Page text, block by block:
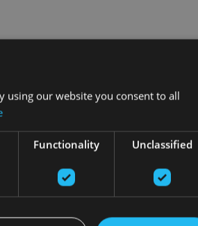
using our website you consent to all
Functionality Unclassified